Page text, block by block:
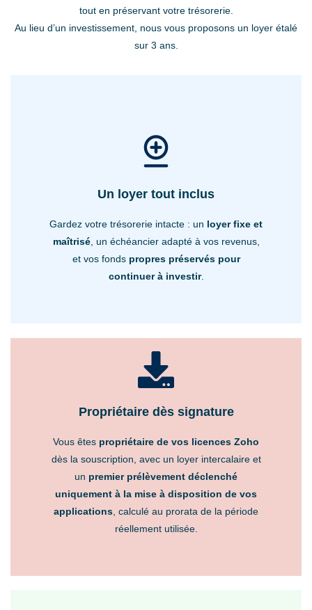
tout en préservant votre trésorerie.
Au lieu d’un investissement, nous vous proposons un loyer étalé
sur 3 ans.
Un loyer tout inclus
Gardez votre trésorerie intacte : un loyer fixe et
maîtrisé, un échéancier adapté à vos revenus,
et vos fonds propres préservés pour
continuer à investir.
Propriétaire dès signature
Vous êtes propriétaire de vos licences Zoho
dès la souscription, avec un loyer intercalaire et
un premier prélèvement déclenché
uniquement à la mise à disposition de vos
applications, calculé au prorata de la période
réellement utilisée.